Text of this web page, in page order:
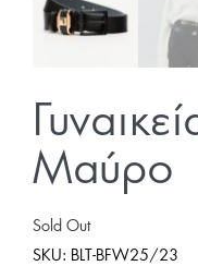
Μαύρο
Sold Out
SKU: BLT-BFW25/23